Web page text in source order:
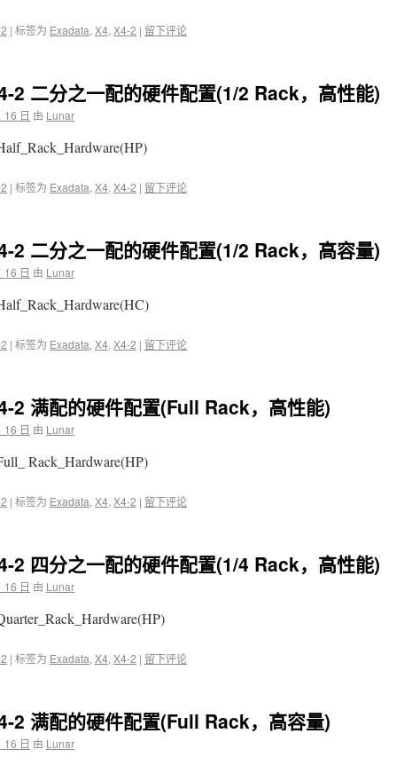
| 标签为 Exadata, X4, X4-2 | 留下评论
2 二分之一配的硬件配置(1/2 Rack，高性能)
16 日 由 Lunar
| 标签为 Exadata, X4, X4-2 | 留下评论
2 二分之一配的硬件配置(1/2 Rack，高容量)
16 日 由 Lunar
| 标签为 Exadata, X4, X4-2 | 留下评论
2 满配的硬件配置(Full Rack，高性能)
16 日 由 Lunar
Rack_Hardware(HP)
| 标签为 Exadata, X4, X4-2 | 留下评论
2 四分之一配的硬件配置(1/4 Rack，高性能)
16 日 由 Lunar
| 标签为 Exadata, X4, X4-2 | 留下评论
2 满配的硬件配置(Full Rack，高容量)
16 日 由 Lunar